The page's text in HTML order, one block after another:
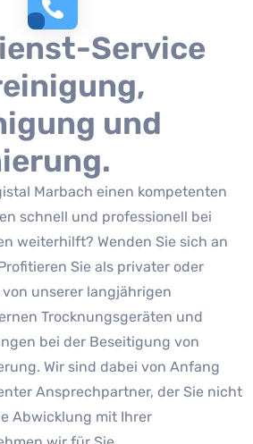
Service
und
Marbach einen kompetenten
schnell und professionell bei
weiterhilft? Wenden Sie sich an
Sie als privater oder
unserer langjährigen
Trocknungsgeräten und
bei der Beseitigung von
Wir sind dabei von Anfang
Ansprechpartner, der Sie nicht
Abwicklung mit Ihrer